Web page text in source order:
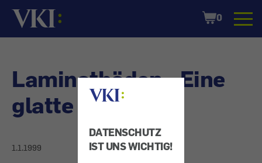
DATENSCHUTZ
IST UNS WICHTIG!
Startseite
Shopping
Cart
0
Laminatböden - Eine
glatte Sache
1.1.1999